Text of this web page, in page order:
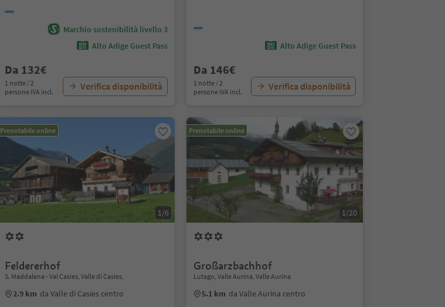
Marchio sostenibilità livello 3
Alto Adige Guest Pass
Da 132€
1 notte / 2
persone IVA incl.
Verifica disponibilità
Alto Adige Guest Pass
Da 146€
1 notte / 2
persone IVA incl.
Verifica disponibilità
Prenotabile online
1/6
Feldererhof
S. Maddalena - Val Casies, Valle di Casies,
2.9 km da Valle di Casies centro
Prenotabile online
1/20
Großarzbachhof
Lutago, Valle Aurina, Valle Aurina
5.1 km da Valle Aurina centro